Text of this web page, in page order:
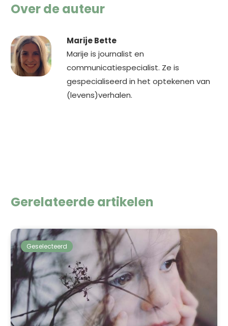
Over de auteur
Marije Bette
Marije is journalist en
communicatiespecialist. Ze is
gespecialiseerd in het optekenen van
(levens)verhalen.
Gerelateerde artikelen
Geselecteerd